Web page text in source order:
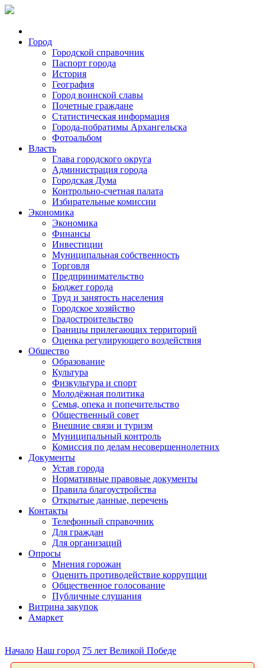
Город
Городской справочник
Паспорт города
История
География
Город воинской славы
Почетные граждане
Статистическая информация
Города-побратимы Архангельска
Фотоальбом
Власть
Глава городского округа
Администрация города
Городская Дума
Контрольно-счетная палата
Избирательные комиссии
Экономика
Экономика
Финансы
Инвестиции
Муниципальная собственность
Торговля
Предпринимательство
Бюджет города
Труд и занятость населения
Городское хозяйство
Градостроительство
Границы прилегающих территорий
Оценка регулирующего воздействия
Общество
Образование
Культура
Физкультура и спорт
Молодёжная политика
Семья, опека и попечительство
Общественный совет
Внешние связи и туризм
Муниципальный контроль
Комиссия по делам несовершеннолетних
Документы
Устав города
Нормативные правовые документы
Правила благоустройства
Открытые данные, перечень
Контакты
Телефонный справочник
Для граждан
Для организаций
Опросы
Мнения горожан
Оценить противодействие коррупции
Общественное голосование
Публичные слушания
Витрина закупок
Амаркет
Начало Наш город 75 лет Великой Победе